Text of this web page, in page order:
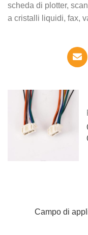
scheda di plotter,
a cristalli liquidi, fax,
Campo di